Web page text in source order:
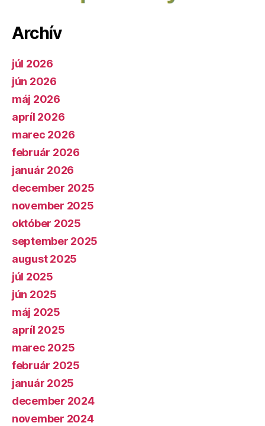
Archív
júl 2026
jún 2026
máj 2026
apríl 2026
marec 2026
február 2026
január 2026
december 2025
november 2025
október 2025
september 2025
august 2025
júl 2025
jún 2025
máj 2025
apríl 2025
marec 2025
február 2025
január 2025
december 2024
november 2024